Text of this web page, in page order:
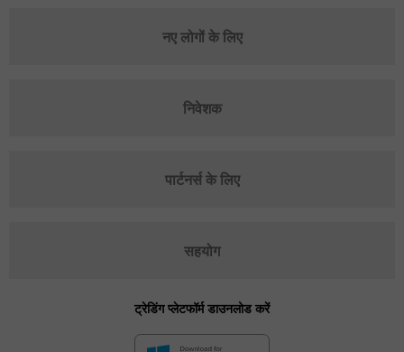
नए लोगों के लिए
निवेशक
पार्टनर्स के लिए
सहयोग
ट्रेडिंग प्लेटफॉर्म डाउनलोड करें